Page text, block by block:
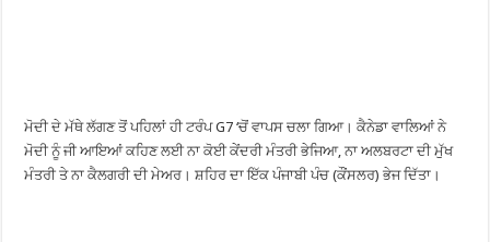
ਮੋਦੀ ਦੇ ਮੱਥੇ ਲੱਗਣ ਤੋਂ ਪਹਿਲਾਂ ਹੀ ਟਰੰਪ G7 ‘ਚੋਂ ਵਾਪਸ ਚਲਾ ਗਿਆ। ਕੈਨੇਡਾ ਵਾਲਿਆਂ ਨੇ
ਮੋਦੀ ਨੂੰ ਜੀ ਆਇਆਂ ਕਹਿਣ ਲਈ ਨਾ ਕੋਈ ਕੇਂਦਰੀ ਮੰਤਰੀ ਭੇਜਿਆ, ਨਾ ਅਲਬਰਟਾ ਦੀ ਮੁੱਖ
ਮੰਤਰੀ ਤੇ ਨਾ ਕੈਲਗਰੀ ਦੀ ਮੇਅਰ। ਸ਼ਹਿਰ ਦਾ ਇੱਕ ਪੰਜਾਬੀ ਪੰਚ (ਕੌਂਸਲਰ) ਭੇਜ ਦਿੱਤਾ।